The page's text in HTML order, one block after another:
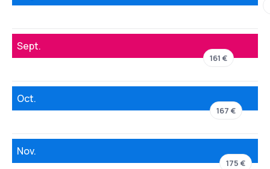
Sept.
161 €
Oct.
167 €
Nov.
175 €